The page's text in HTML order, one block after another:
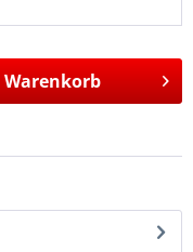
Warenkorb